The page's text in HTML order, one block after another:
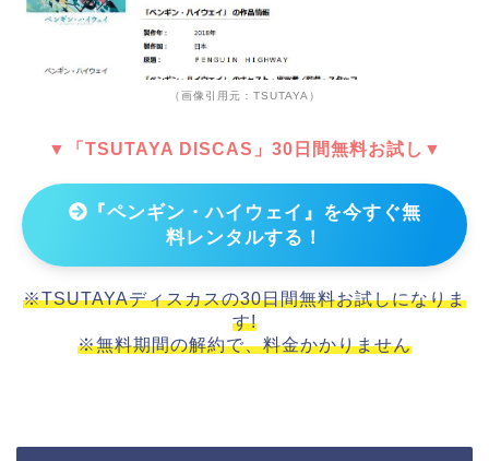
（画像引用元：TSUTAYA）
▼「TSUTAYA DISCAS」30日間無料お試し▼
『ペンギン・ハイウェイ』を今すぐ無
料レンタルする！
※TSUTAYAディスカスの30日間無料お試しになりま
す!
※無料期間の解約で、料金かかりません